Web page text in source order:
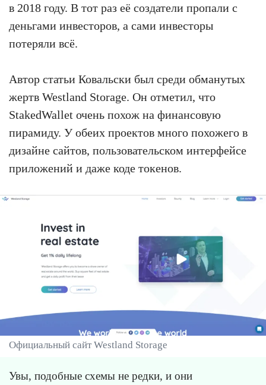
в 2018 году. В тот раз её создатели пропали с
деньгами инвесторов, а сами инвесторы
потеряли всё.
Автор статьи Ковальски был среди обманутых
жертв Westland Storage. Он отметил, что
StakedWallet очень похож на финансовую
пирамиду. У обеих проектов много похожего в
дизайне сайтов, пользовательском интерфейсе
приложений и даже коде токенов.
Официальный сайт Westland Storage
Увы, подобные схемы не редки, и они